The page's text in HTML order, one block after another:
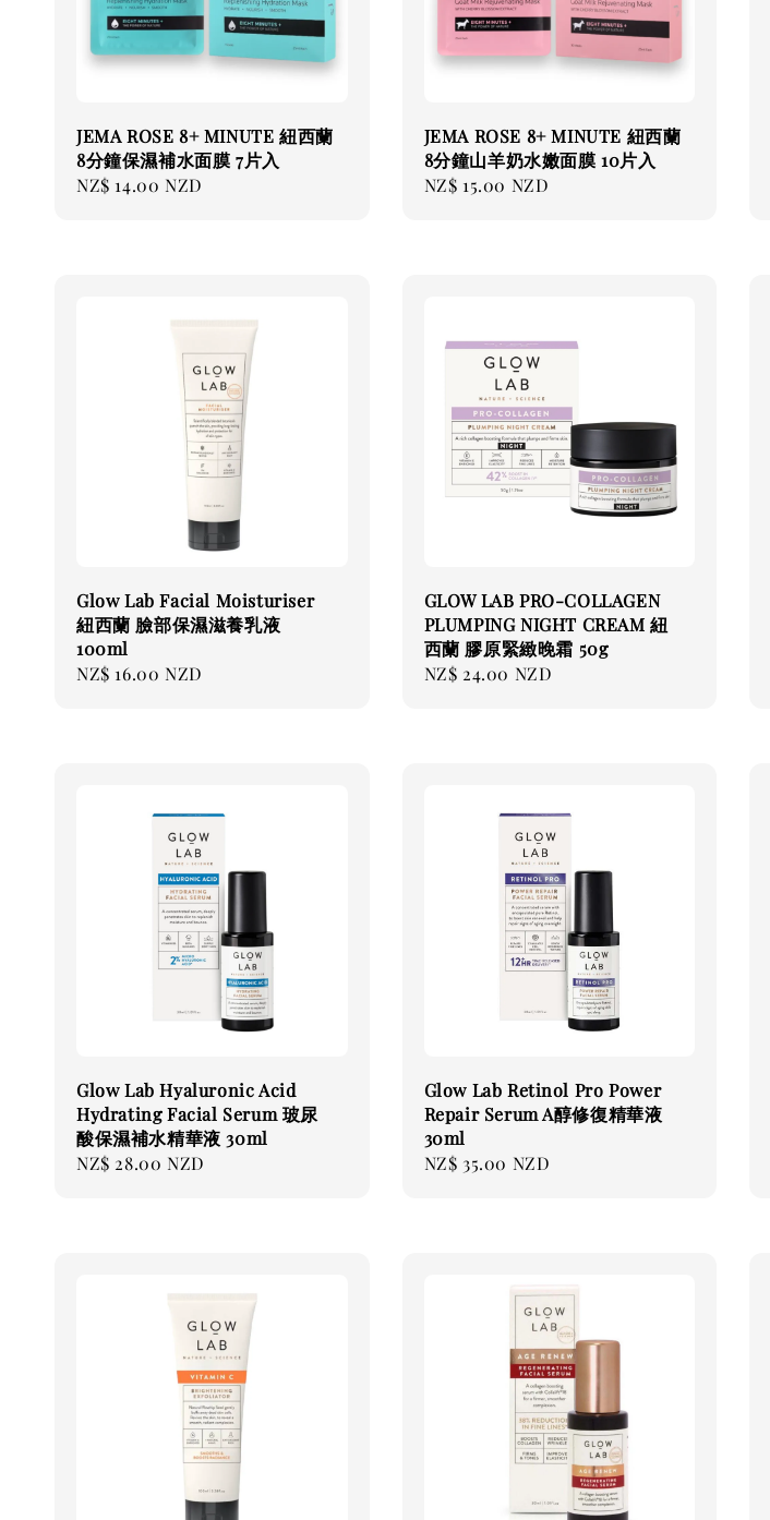
JEMA ROSE 8+ MINUTE 紐西蘭
8分鐘保濕補水面膜 7片入
Regular
NZ$ 14.00 NZD
JEMA ROSE 8+ MINUTE 紐西蘭
8分鐘山羊奶水嫩面膜 10片入
Regular
NZ$ 15.00 NZD
Glow Lab Facial Moisturiser
紐西蘭 臉部保濕滋養乳液
100ml
Regular
NZ$ 16.00 NZD
GLOW LAB PRO-COLLAGEN
PLUMPING NIGHT CREAM 紐
西蘭 膠原緊緻晚霜 50g
Regular
NZ$ 24.00 NZD
Glow Lab Hyaluronic Acid
Hydrating Facial Serum 玻尿
酸保濕補水精華液 30ml
Regular
NZ$ 28.00 NZD
Glow Lab Retinol Pro Power
Repair Serum A醇修復精華液
30ml
Regular
NZ$ 35.00 NZD